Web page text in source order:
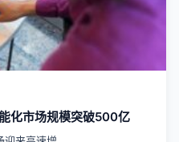
化市场规模突破500亿